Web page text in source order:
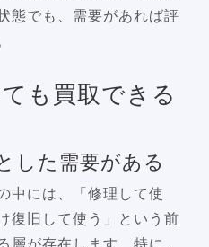
態でも、需要があれば評
も買取できる
した需要がある
中には、「修理して使
復旧して使う」という前